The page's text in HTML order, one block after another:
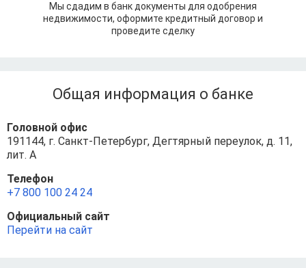
Мы сдадим в банк документы для одобрения
недвижимости, оформите кредитный договор и
проведите сделку
Общая информация о банке
Головной офис
191144, г. Санкт-Петербург, Дегтярный переулок, д. 11,
лит. А
Телефон
+7 800 100 24 24
Официальный сайт
Перейти на сайт